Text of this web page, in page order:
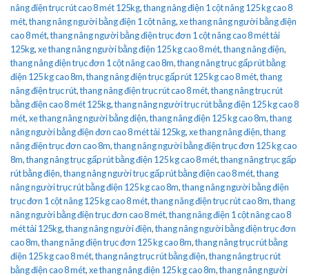
nâng điện trục rút cao 8 mét 125kg,thang nâng điện 1 cột nâng 125 kg cao 8
mét,thang nâng người bằng điện 1 cột nâng,xe thang nâng người bằng điện
cao 8 mét,thang nâng người bằng điện trục đơn 1 cột nâng cao 8 mét tải
125kg,xe thang nâng người bằng điện 125 kg cao 8 mét,thang nâng điện,
thang nâng điện trục đơn 1 cột nâng cao 8m,thang nâng trục gấp rút bằng
điện 125 kg cao 8m,thang nâng điện trục gấp rút 125 kg cao 8 mét,thang
nâng điện trục rút,thang nâng điện trục rút cao 8 mét,thang nâng trục rút
bằng điện cao 8 mét 125kg,thang nâng người trục rút bằng điện 125 kg cao 8
mét,xe thang nâng người bằng điện,thang nâng điện 125 kg cao 8m,thang
nâng người bằng điện đơn cao 8 mét tải 125kg,xe thang nâng điện,thang
nâng điện trục đơn cao 8m,thang nâng người bằng điện trục đơn 125 kg cao
8m,thang nâng trục gấp rút bằng điện 125 kg cao 8 mét,thang nâng trục gấp
rút bằng điện,thang nâng người trục gấp rút bằng điện cao 8 mét,thang
nâng người trục rút bằng điện 125 kg cao 8m,thang nâng người bằng điện
trục đơn 1 cột nâng 125 kg cao 8 mét,thang nâng điện trục rút cao 8m,thang
nâng người bằng điện trục đơn cao 8 mét,thang nâng điện 1 cột nâng cao 8
mét tải 125kg,thang nâng người điện,thang nâng người bằng điện trục đơn
cao 8m,thang nâng điện trục đơn 125 kg cao 8m,thang nâng trục rút bằng
điện 125 kg cao 8 mét,thang nâng trục rút bằng điện,thang nâng trục rút
bằng điện cao 8 mét,xe thang nâng điện 125 kg cao 8m,thang nâng người